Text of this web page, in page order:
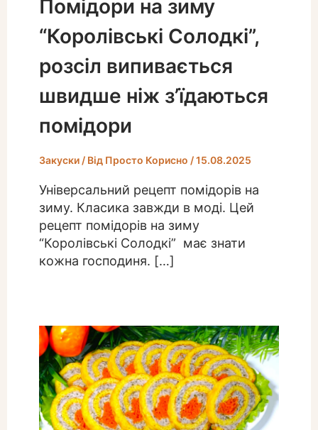
Помідори на зиму
“Королівські Солодкі”,
розсіл випивається
швидше ніж з’їдаються
помідори
Закуски/ Від Просто Корисно /15.08.2025
Універсальний рецепт помідорів на
зиму. Класика завжди в моді. Цей
рецепт помідорів на зиму
“Королівські Солодкі” має знати
кожна господиня. […]